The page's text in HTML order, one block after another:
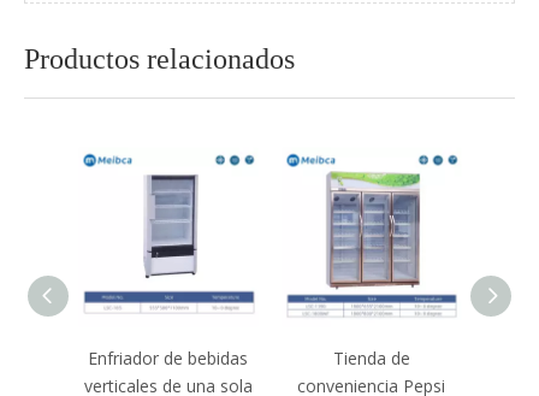
Productos relacionados
Enfriador de bebidas
verticales de una sola
Tienda de
conveniencia Pepsi